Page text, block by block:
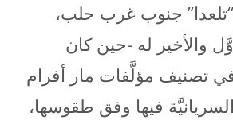
م في “تلعدا” جنوب غرب حلب،
والأخير له -حين كان
تصنيف مؤلَّفات مار أفرام
فيها وفق طقوسها،